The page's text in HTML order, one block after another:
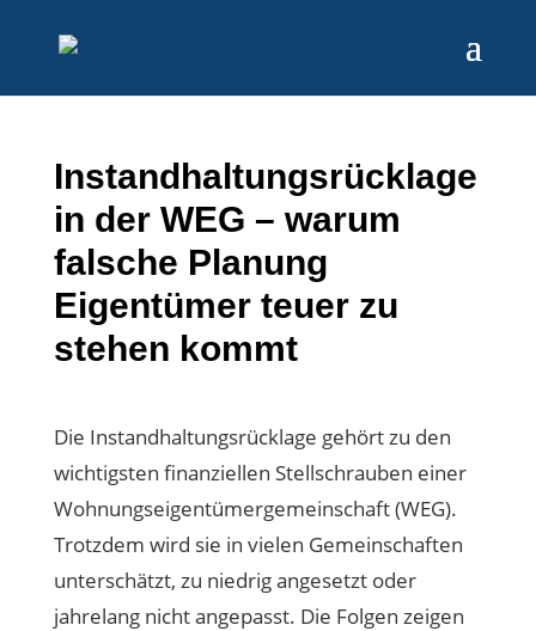
Instandhaltungsrücklage
in der WEG – warum
falsche Planung
Eigentümer teuer zu
stehen kommt
Die Instandhaltungsrücklage gehört zu den
wichtigsten finanziellen Stellschrauben einer
Wohnungseigentümergemeinschaft (WEG).
Trotzdem wird sie in vielen Gemeinschaften
unterschätzt, zu niedrig angesetzt oder
jahrelang nicht angepasst. Die Folgen zeigen